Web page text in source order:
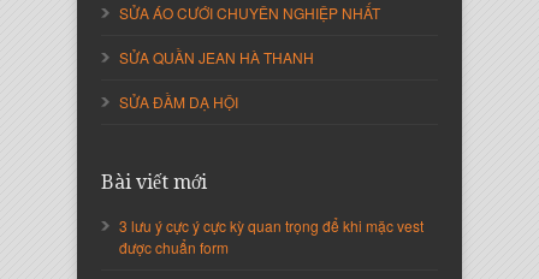
Nguyễn Thị Cẩm Loan
SỬA ÁO CƯỚI CHUYÊN NGHIỆP NHẤT
SỬA QUẦN JEAN HÀ THANH
SỬA ĐẦM DẠ HỘI
Bài viết mới
3 lưu ý cực ý cực kỳ quan trọng để khi mặc vest
được chuẩn form